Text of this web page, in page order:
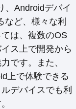
、Androidデバイ
など、様々な利
は、複数のOS
ス上で開発から
です。また、
上で体験できる
デバイスでも利